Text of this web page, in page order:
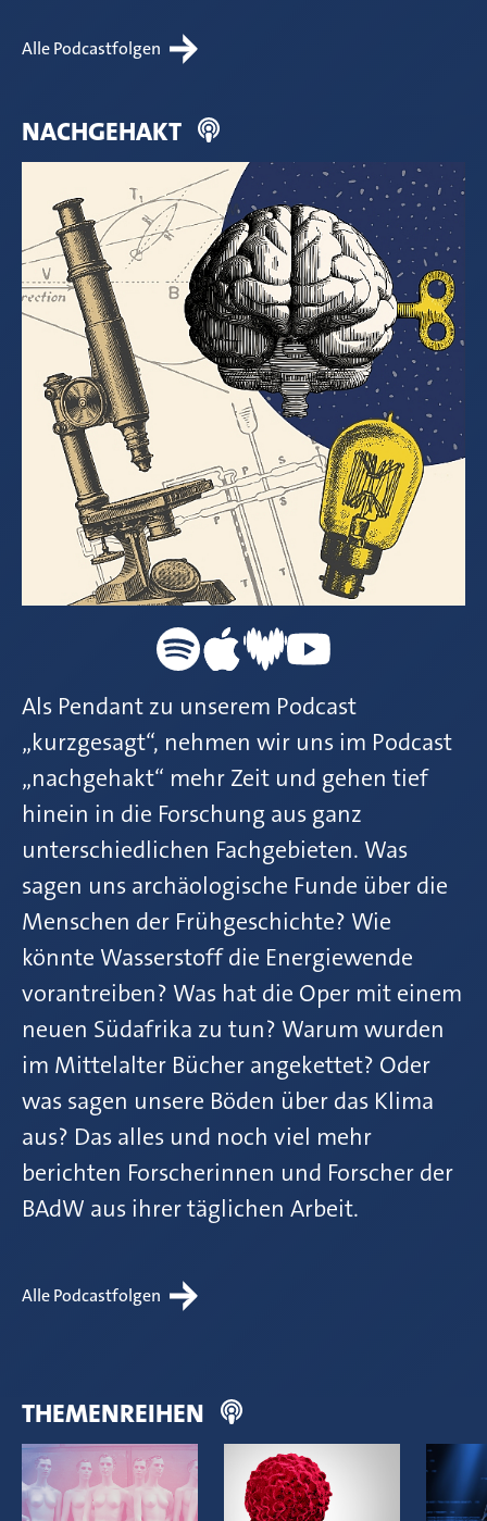
Alle Podcastfolgen
NACHGEHAKT
Als Pendant zu unserem Podcast
„kurzgesagt“, nehmen wir uns im Podcast
„nachgehakt“ mehr Zeit und gehen tief
hinein in die Forschung aus ganz
unterschiedlichen Fachgebieten. Was
sagen uns archäologische Funde über die
Menschen der Frühgeschichte? Wie
könnte Wasserstoff die Energiewende
vorantreiben? Was hat die Oper mit einem
neuen Südafrika zu tun? Warum wurden
im Mittelalter Bücher angekettet? Oder
was sagen unsere Böden über das Klima
aus? Das alles und noch viel mehr
berichten Forscherinnen und Forscher der
BAdW aus ihrer täglichen Arbeit.
Alle Podcastfolgen
THEMENREIHEN